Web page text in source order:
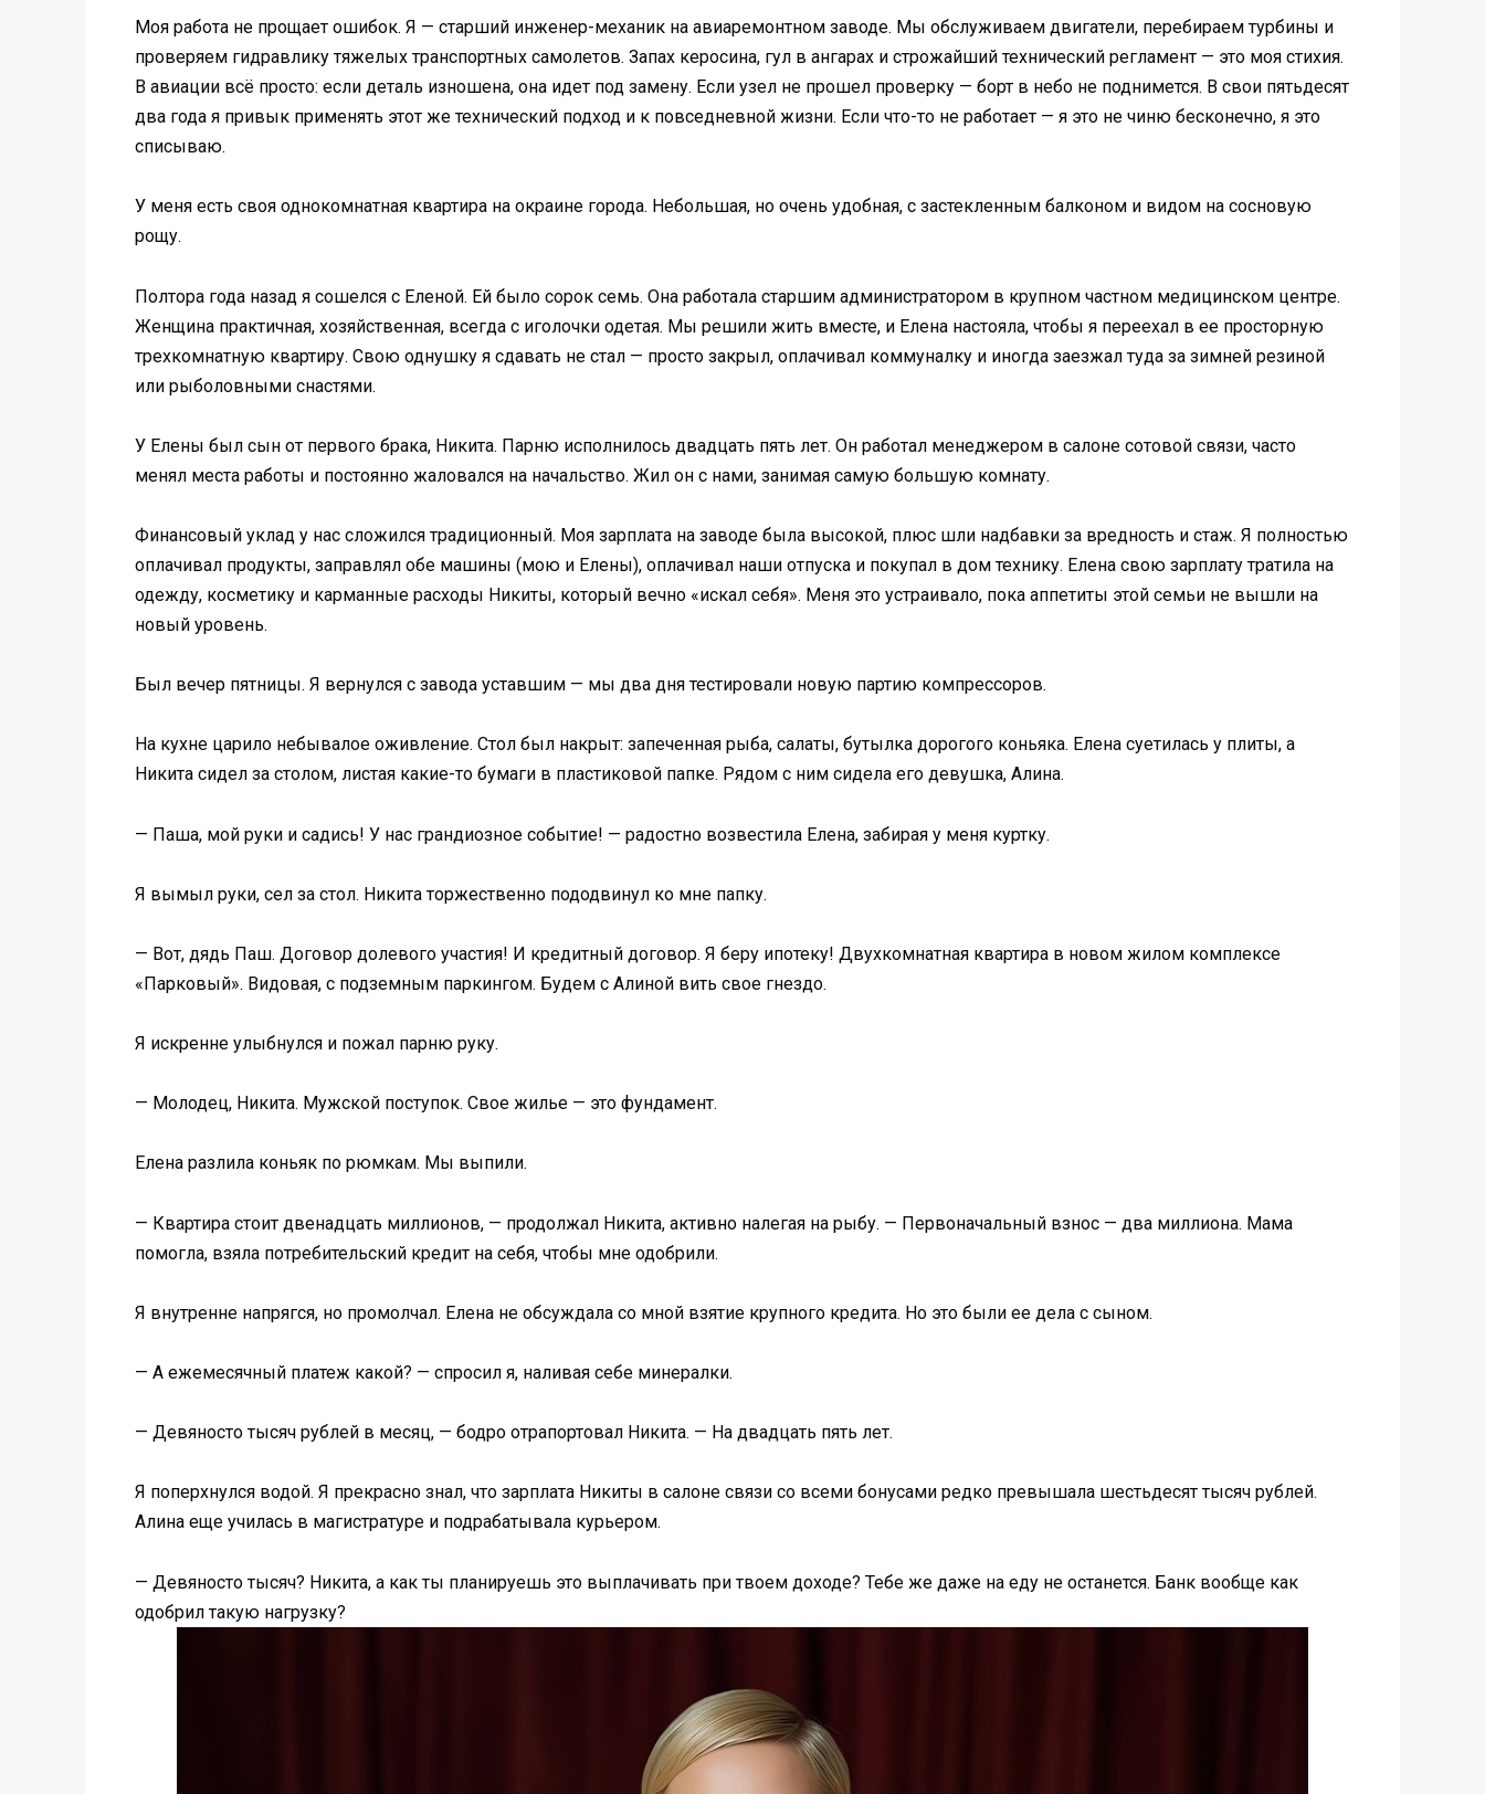
Моя работа не прощает ошибок. Я — старший инженер-механик на авиаремонтном заводе. Мы обслуживаем двигатели, перебираем турбины и
проверяем гидравлику тяжелых транспортных самолетов. Запах керосина, гул в ангарах и строжайший технический регламент — это моя стихия.
В авиации всё просто: если деталь изношена, она идет под замену. Если узел не прошел проверку — борт в небо не поднимется. В свои пятьдесят
два года я привык применять этот же технический подход и к повседневной жизни. Если что-то не работает — я это не чиню бесконечно, я это
списываю.
У меня есть своя однокомнатная квартира на окраине города. Небольшая, но очень удобная, с застекленным балконом и видом на сосновую
рощу.
Полтора года назад я сошелся с Еленой. Ей было сорок семь. Она работала старшим администратором в крупном частном медицинском центре.
Женщина практичная, хозяйственная, всегда с иголочки одетая. Мы решили жить вместе, и Елена настояла, чтобы я переехал в ее просторную
трехкомнатную квартиру. Свою однушку я сдавать не стал — просто закрыл, оплачивал коммуналку и иногда заезжал туда за зимней резиной
или рыболовными снастями.
У Елены был сын от первого брака, Никита. Парню исполнилось двадцать пять лет. Он работал менеджером в салоне сотовой связи, часто
менял места работы и постоянно жаловался на начальство. Жил он с нами, занимая самую большую комнату.
Финансовый уклад у нас сложился традиционный. Моя зарплата на заводе была высокой, плюс шли надбавки за вредность и стаж. Я полностью
оплачивал продукты, заправлял обе машины (мою и Елены), оплачивал наши отпуска и покупал в дом технику. Елена свою зарплату тратила на
одежду, косметику и карманные расходы Никиты, который вечно «искал себя». Меня это устраивало, пока аппетиты этой семьи не вышли на
новый уровень.
Был вечер пятницы. Я вернулся с завода уставшим — мы два дня тестировали новую партию компрессоров.
На кухне царило небывалое оживление. Стол был накрыт: запеченная рыба, салаты, бутылка дорогого коньяка. Елена суетилась у плиты, а
Никита сидел за столом, листая какие-то бумаги в пластиковой папке. Рядом с ним сидела его девушка, Алина.
— Паша, мой руки и садись! У нас грандиозное событие! — радостно возвестила Елена, забирая у меня куртку.
Я вымыл руки, сел за стол. Никита торжественно пододвинул ко мне папку.
— Вот, дядь Паш. Договор долевого участия! И кредитный договор. Я беру ипотеку! Двухкомнатная квартира в новом жилом комплексе
«Парковый». Видовая, с подземным паркингом. Будем с Алиной вить свое гнездо.
Я искренне улыбнулся и пожал парню руку.
— Молодец, Никита. Мужской поступок. Свое жилье — это фундамент.
Елена разлила коньяк по рюмкам. Мы выпили.
— Квартира стоит двенадцать миллионов, — продолжал Никита, активно налегая на рыбу. — Первоначальный взнос — два миллиона. Мама
помогла, взяла потребительский кредит на себя, чтобы мне одобрили.
Я внутренне напрягся, но промолчал. Елена не обсуждала со мной взятие крупного кредита. Но это были ее дела с сыном.
— А ежемесячный платеж какой? — спросил я, наливая себе минералки.
— Девяносто тысяч рублей в месяц, — бодро отрапортовал Никита. — На двадцать пять лет.
Я поперхнулся водой. Я прекрасно знал, что зарплата Никиты в салоне связи со всеми бонусами редко превышала шестьдесят тысяч рублей.
Алина еще училась в магистратуре и подрабатывала курьером.
— Девяносто тысяч? Никита, а как ты планируешь это выплачивать при твоем доходе? Тебе же даже на еду не останется. Банк вообще как
одобрил такую нагрузку?